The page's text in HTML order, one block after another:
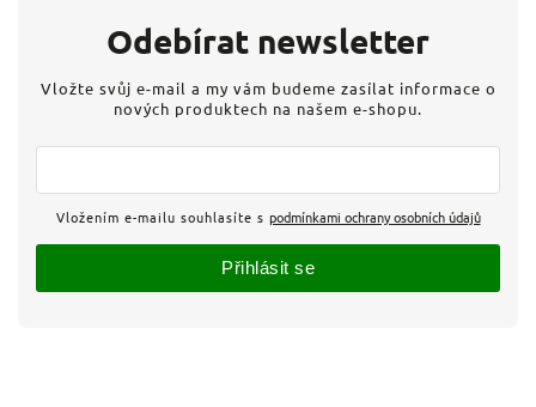
Odebírat newsletter
Vložte svůj e-mail a my vám budeme zasílat informace o
nových produktech na našem e-shopu.
Vložením e-mailu souhlasíte s podmínkami ochrany osobních údajů
Přihlásit se